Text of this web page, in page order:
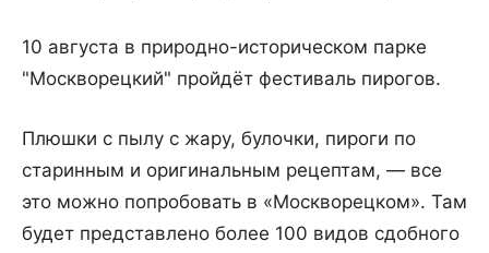
10 августа в природно-историческом парке
"Москворецкий" пройдёт фестиваль пирогов.
Плюшки с пылу с жару, булочки, пироги по
старинным и оригинальным рецептам, — все
это можно попробовать в «Москворецком». Там
будет представлено более 100 видов сдобного